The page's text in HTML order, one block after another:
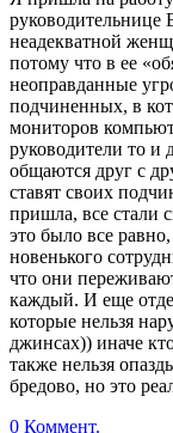
руководительнице
неадекватной
потому что в ее
неоправданные
подчиненных, в
мониторов
руководители то и
общаются друг с
ставят своих
пришла, все стали
это было все
новенького
что они
каждый. И еще
которые нельзя
джинсах)) иначе
также нельзя
бредово, но это
0 Коммент.